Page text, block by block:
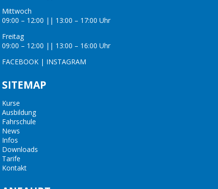
Mittwoch
09:00 – 12:00 || 13:00 – 17:00 Uhr
Freitag
09:00 – 12:00 || 13:00 – 16:00 Uhr
FACEBOOK | INSTAGRAM
SITEMAP
Kurse
Ausbildung
Fahrschule
News
Infos
Downloads
Tarife
Kontakt